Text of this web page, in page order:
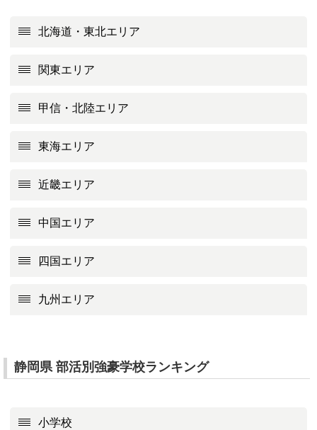
北海道・東北エリア
関東エリア
甲信・北陸エリア
東海エリア
近畿エリア
中国エリア
四国エリア
九州エリア
静岡県 部活別強豪学校ランキング
小学校